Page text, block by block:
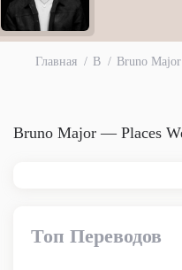
Главная B Bruno Major
Bruno Major — Places
Топ Переводов